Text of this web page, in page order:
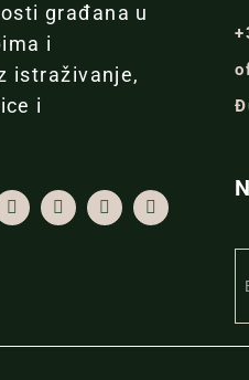
građana u
i
istraživanje,
i